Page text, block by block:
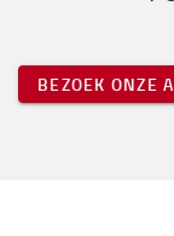
BEZOEK ONZE